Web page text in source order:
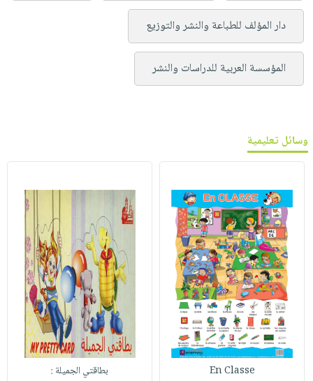
دار المؤلف للطباعة والنشر والتوزيع
المؤسسة العربية للدراسات والنشر
وسائل تعليمية
En Classe بطاقتي الجميلة :